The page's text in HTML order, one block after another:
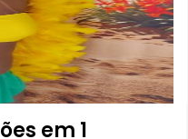
em 1